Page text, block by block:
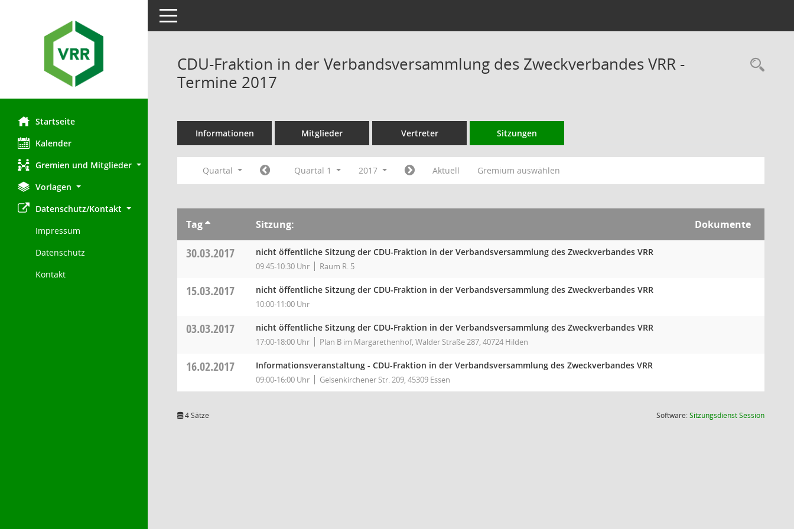
Startseite
Kalender
Gremien und Mitglieder
Vorlagen
Datenschutz/Kontakt
Impressum
Datenschutz
Kontakt
Toggle navigation
CDU-Fraktion in der Verbandsversammlung des Zweckverbandes VRR -
Termine 2017
Informationen Mitglieder Vertreter Sitzungen
Quartal Quartal 1 2017 Aktuell Gremium auswählen
Tag Sitzung: Dokumente
30.03.2017 nicht öffentliche Sitzung der CDU-Fraktion in der Verbandsversammlung des Zweckverbandes VRR
09:45-10:30 Uhr Raum R. 5
15.03.2017 nicht öffentliche Sitzung der CDU-Fraktion in der Verbandsversammlung des Zweckverbandes VRR
10:00-11:00 Uhr
03.03.2017 nicht öffentliche Sitzung der CDU-Fraktion in der Verbandsversammlung des Zweckverbandes VRR
17:00-18:00 Uhr Plan B im Margarethenhof, Walder Straße 287, 40724 Hilden
16.02.2017 Informationsveranstaltung - CDU-Fraktion in der Verbandsversammlung des Zweckverbandes VRR
09:00-16:00 Uhr Gelsenkirchener Str. 209, 45309 Essen
4 Sätze Software:SitzungsdienstSession(Wird in